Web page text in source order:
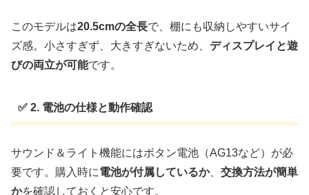
このモデルは20.5cmの全長で、棚にも収納しやすいサイ
ズ感。小さすぎず、大きすぎないため、 ディスプレイと遊
びの両立が可能です。
✅ 2. 電池の仕様と動作確認
サウンド＆ライト機能にはボタン電池（AG13など）が必
要です。購入時に電池が付属しているか、 交換方法が簡単
かを確認しておくと安心です。